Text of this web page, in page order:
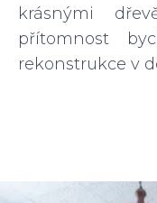
krásnými
přítomnost
rekonstrukce v